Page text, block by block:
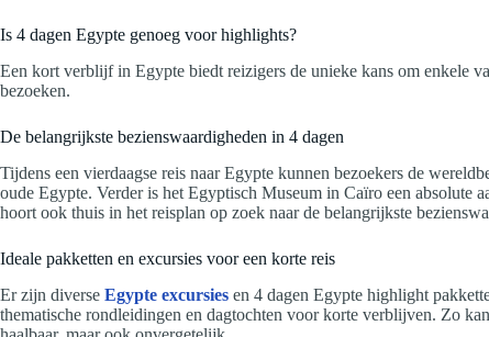
Is 4 dagen Egypte genoeg voor highlights?
Een kort verblijf in Egypte biedt reizigers de unieke kans om enkele
bezoeken.
De belangrijkste bezienswaardigheden in 4 dagen
Tijdens een vierdaagse reis naar Egypte kunnen bezoekers de
oude Egypte. Verder is het Egyptisch Museum in Caïro een absolute
hoort ook thuis in het reisplan op zoek naar de belangrijkste
Ideale pakketten en excursies voor een korte reis
Er zijn diverse Egypte excursies en 4 dagen Egypte highlight
thematische rondleidingen en dagtochten voor korte verblijven. Zo